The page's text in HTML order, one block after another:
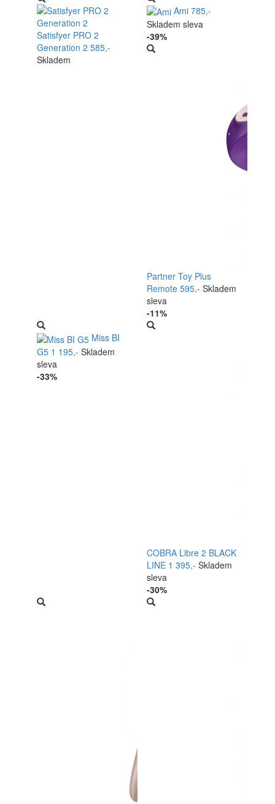
Satisfyer PRO 2
Generation 2 585,-
Skladem
Ami 785,-
Skladem sleva
-39%
Partner Toy Plus
Remote 595,- Skladem
sleva
-11%
Miss BI
G5 1 195,- Skladem
sleva
-33%
COBRA Libre 2 BLACK
LINE 1 395,- Skladem
sleva
-30%